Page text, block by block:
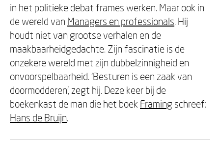
in het politieke debat frames werken. Maar ook in
de wereld van Managers en professionals. Hij
houdt niet van grootse verhalen en de
maakbaarheidgedachte. Zijn fascinatie is de
onzekere wereld met zijn dubbelzinnigheid en
onvoorspelbaarheid. ‘Besturen is een zaak van
doormodderen’, zegt hij. Deze keer bij de
boekenkast de man die het boek Framing schreef:
Hans de Bruijn.